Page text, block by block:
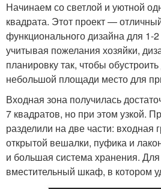
Начинаем со светлой и уютной
квадрата. Этот проект —
функционального дизайна для 1-
учитывая пожелания хозяйки,
планировку так, чтобы
небольшой площади место для
Входная зона получилась
7 квадратов, но при этом узкой.
разделили на две части: входная
открытой вешалки, пуфика и
и большая система хранения.
вместительный шкаф, в котором